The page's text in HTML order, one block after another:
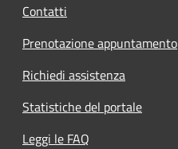
Contatti
Prenotazione appuntamento
Richiedi assistenza
Statistiche del portale
Leggi le FAQ